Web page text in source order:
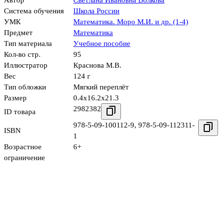
Система обучения
Школа России
УМК
Математика. Моро М.И. и др. (1-4)
Предмет
Математика
Тип материала
Учебное пособие
Кол-во стр.
95
Иллюстратор
Краснова М.В.
Вес
124 г
Тип обложки
Мягкий переплёт
Размер
0.4x16.2x21.3
ID товара
2982382
ISBN
978-5-09-100112-9, 978-5-09-112311-
1
Возрастное
ограничение
6+